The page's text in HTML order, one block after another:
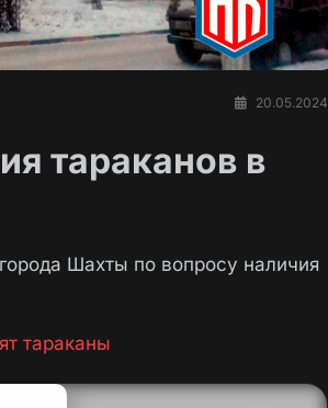
20.05.2024
тараканов в
Шахты по вопросу наличия
тараканы